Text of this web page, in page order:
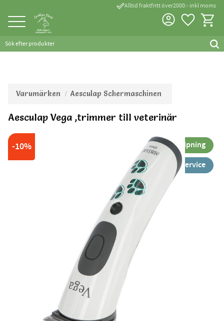
Meny
done_outlineAlltid fraktfritt över2000:- inkl moms
Favoriter
Varumärken Aesculap Schermaschinen
Aesculap Vega ,trimmer till veterinär
10%
Bonus 50% på en slipning
55% rabatt på 1. service